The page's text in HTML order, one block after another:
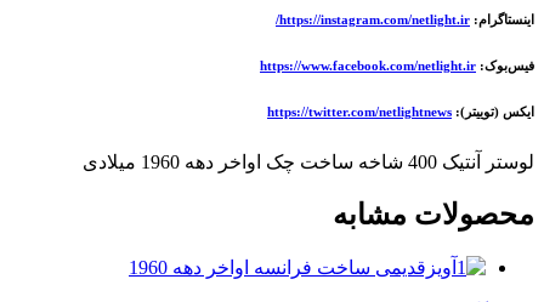
https://instagram.com/netlight.ir/
https://www.facebook.com/netlight.ir
(توییتر):https://twitter.com/netlightnews
آنتیک 400 شاخه ساخت چک اواخر دهه 1960 میلادی
مشابه